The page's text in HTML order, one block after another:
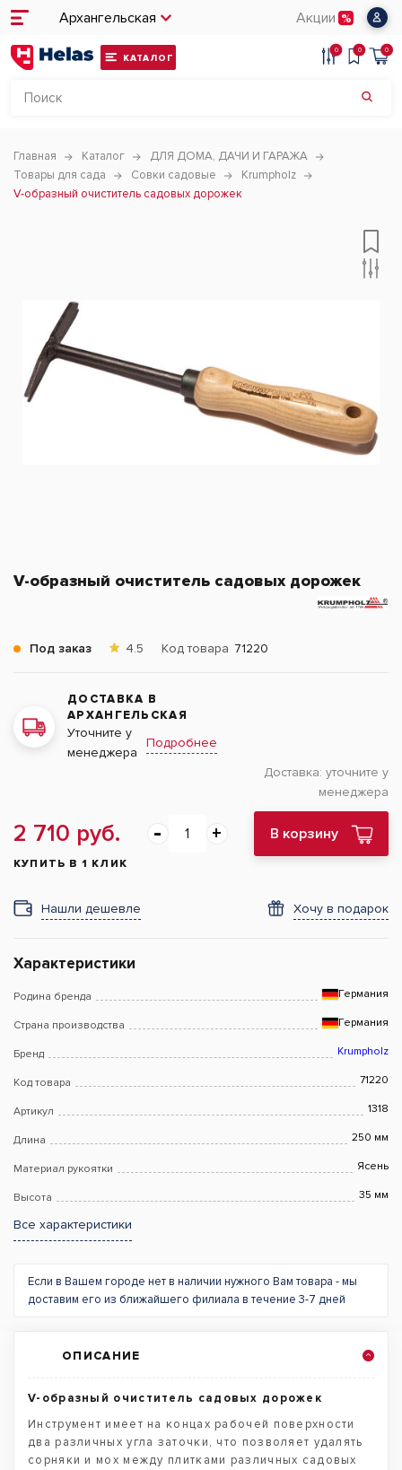
Архангельская Акции
КАТАЛОГ
0 0 0
Главная Каталог
ДЛЯ ДОМА, ДАЧИ И ГАРАЖА
Товары для сада
Совки садовые
Krumpholz
V-образный очиститель садовых дорожек
V-образный очиститель садовых дорожек
Под заказ 4.5 Код товара 71220
ДОСТАВКА В
АРХАНГЕЛЬСКАЯ
Уточните у
менеджера
Подробнее
Доставка: уточните у
менеджера
2 710 руб. В корзину
КУПИТЬ В 1 КЛИК
Нашли дешевле Хочу в подарок
Характеристики
Родина бренда Германия
Страна производства Германия
Бренд Krumpholz
Код товара 71220
Артикул 1318
Длина 250 мм
Материал рукоятки Ясень
Высота 35 мм
Все характеристики
Если в Вашем городе нет в наличии нужного Вам товара - мы
доставим его из ближайшего филиала в течение 3-7 дней
ОПИСАНИЕ
V-образный очиститель садовых дорожек
Инструмент имеет на концах рабочей поверхности
два различных угла заточки, что позволяет удалять
сорняки и мох между плитками различных садовых